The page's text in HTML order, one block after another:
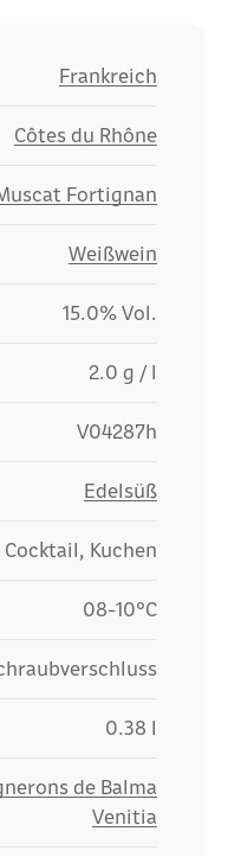
Frankreich
Côtes du Rhône
Fortignan
Weißwein
15.0% Vol.
2.0 g / l
V04287h
Edelsüß
Kuchen
08-10°C
0.38 l
de Balma
Venitia